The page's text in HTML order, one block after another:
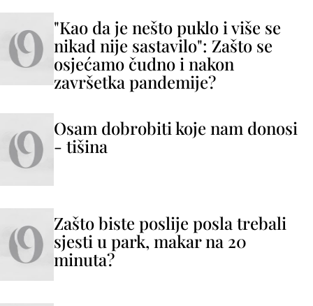
"Kao da je nešto puklo i više se
nikad nije sastavilo": Zašto se
osjećamo čudno i nakon
završetka pandemije?
Osam dobrobiti koje nam donosi
- tišina
Zašto biste poslije posla trebali
sjesti u park, makar na 20
minuta?